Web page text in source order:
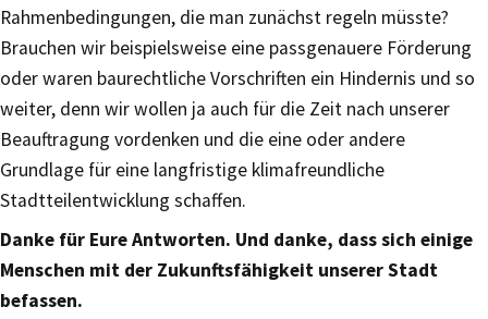
Rahmenbedingungen, die man zunächst regeln müsste?
Brauchen wir beispielsweise eine passgenauere Förderung
oder waren baurechtliche Vorschriften ein Hindernis und so
weiter, denn wir wollen ja auch für die Zeit nach unserer
Beauftragung vordenken und die eine oder andere
Grundlage für eine langfristige klimafreundliche
Stadtteilentwicklung schaffen.
Danke für Eure Antworten. Und danke, dass sich einige
Menschen mit der Zukunftsfähigkeit unserer Stadt
befassen.